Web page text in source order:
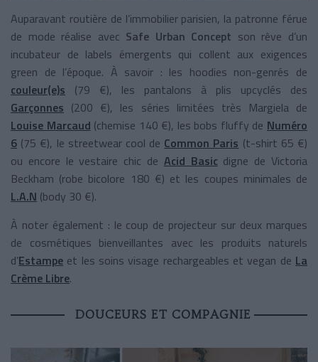
Auparavant routière de l’immobilier parisien, la patronne férue
de mode réalise avec Safe Urban Concept son rêve d’un
incubateur de labels émergents qui collent aux exigences
green de l’époque. À savoir : les hoodies non-genrés de
couleur(e)s (79 €), les pantalons à plis upcyclés des
Garçonnes (200 €), les séries limitées très Margiela de
Louise Marcaud (chemise 140 €), les bobs fluffy de Numéro
6 (75 €), le streetwear cool de Common Paris (t-shirt 65 €)
ou encore le vestaire chic de Acid Basic digne de Victoria
Beckham (robe bicolore 180 €) et les coupes minimales de
L.A.N (body 30 €).
À noter également : le coup de projecteur sur deux marques
de cosmétiques bienveillantes avec les produits naturels
d’Estampe et les soins visage rechargeables et vegan de La
Crème Libre.
DOUCEURS ET COMPAGNIE